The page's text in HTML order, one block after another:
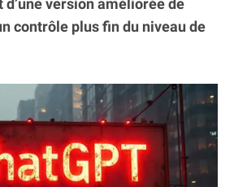
contrôle plus fin du niveau de